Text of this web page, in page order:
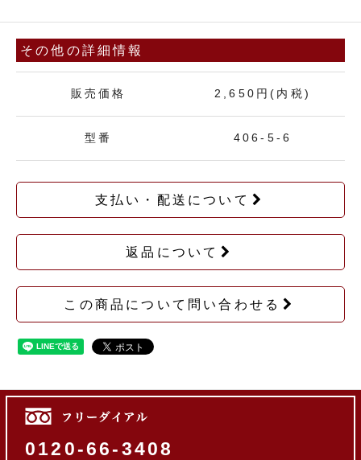
その他の詳細情報
販売価格 2,650円(内税)
型番 406-5-6
支払い・配送について
返品について
この商品について問い合わせる
0120-66-3408